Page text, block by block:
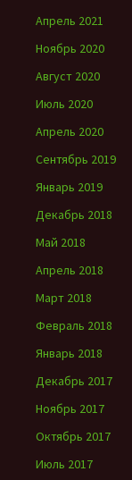
Апрель 2021
Ноябрь 2020
Август 2020
Июль 2020
Апрель 2020
Сентябрь 2019
Январь 2019
Декабрь 2018
Май 2018
Апрель 2018
Март 2018
Февраль 2018
Январь 2018
Декабрь 2017
Ноябрь 2017
Октябрь 2017
Июль 2017